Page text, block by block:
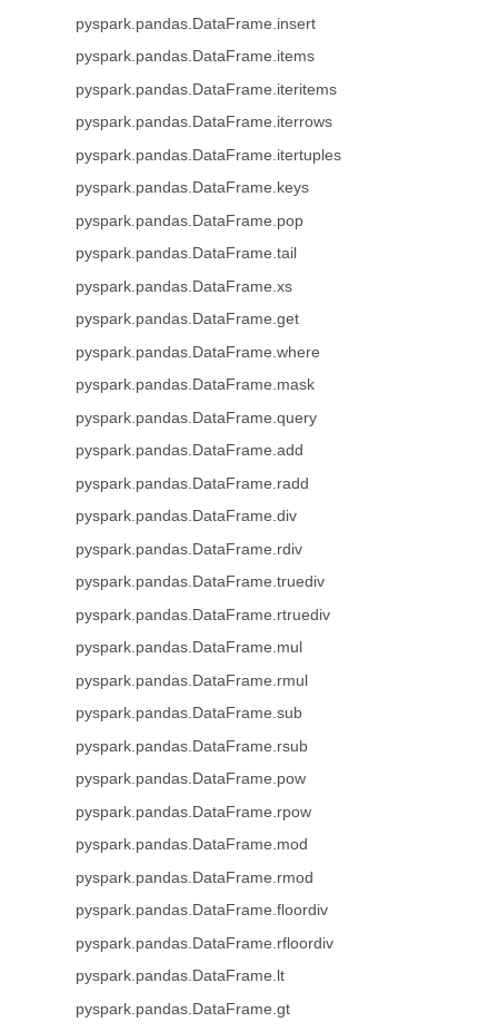
pyspark.pandas.DataFrame.insert
pyspark.pandas.DataFrame.items
pyspark.pandas.DataFrame.iteritems
pyspark.pandas.DataFrame.iterrows
pyspark.pandas.DataFrame.itertuples
pyspark.pandas.DataFrame.keys
pyspark.pandas.DataFrame.pop
pyspark.pandas.DataFrame.tail
pyspark.pandas.DataFrame.xs
pyspark.pandas.DataFrame.get
pyspark.pandas.DataFrame.where
pyspark.pandas.DataFrame.mask
pyspark.pandas.DataFrame.query
pyspark.pandas.DataFrame.add
pyspark.pandas.DataFrame.radd
pyspark.pandas.DataFrame.div
pyspark.pandas.DataFrame.rdiv
pyspark.pandas.DataFrame.truediv
pyspark.pandas.DataFrame.rtruediv
pyspark.pandas.DataFrame.mul
pyspark.pandas.DataFrame.rmul
pyspark.pandas.DataFrame.sub
pyspark.pandas.DataFrame.rsub
pyspark.pandas.DataFrame.pow
pyspark.pandas.DataFrame.rpow
pyspark.pandas.DataFrame.mod
pyspark.pandas.DataFrame.rmod
pyspark.pandas.DataFrame.floordiv
pyspark.pandas.DataFrame.rfloordiv
pyspark.pandas.DataFrame.lt
pyspark.pandas.DataFrame.gt